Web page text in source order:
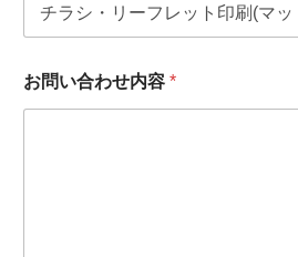
用
お問い合わせ内容 *